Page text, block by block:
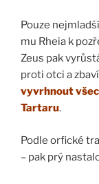
Pouze
mu Rheia k
Zeus pak
proti otci a
vyvrhnout
Tartaru.
Podle orfické
– pak prý